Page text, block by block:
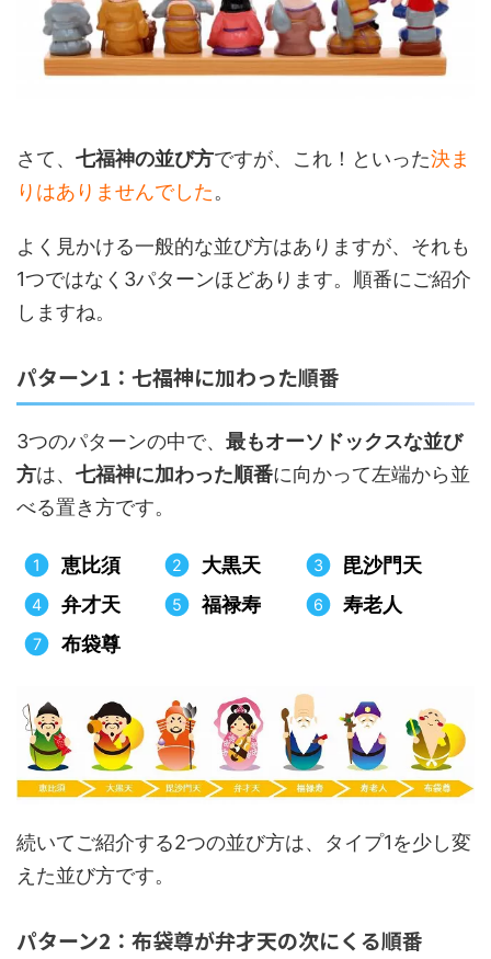
さて、 七福神の並び方ですが、これ！といった決ま
りはありませんでした。
よく見かける一般的な並び方はありますが、それも
1つではなく3パターンほどあります。順番にご紹介
しますね。
パターン1：七福神に加わった順番
3つのパターンの中で、 最もオーソドックスな並び
方は、 七福神に加わった順番に向かって左端から並
べる置き方です。
恵比須 大黒天
毘沙門天
弁才天
福禄寿
寿老人
布袋尊
続いてご紹介する2つの並び方は、タイプ1を少し変
えた並び方です。
パターン2：布袋尊が弁才天の次にくる順番